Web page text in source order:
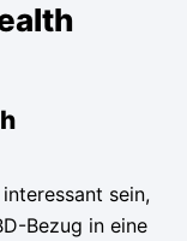
sein,
Bezug in eine